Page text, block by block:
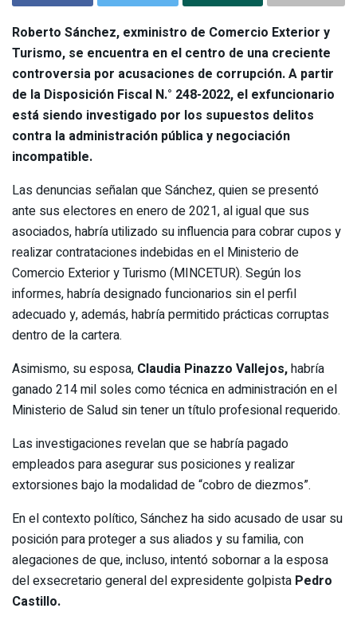
Roberto Sánchez, exministro de Comercio Exterior y
Turismo, se encuentra en el centro de una creciente
controversia por acusaciones de corrupción. A partir
de la Disposición Fiscal N.° 248-2022, el exfuncionario
está siendo investigado por los supuestos delitos
contra la administración pública y negociación
incompatible.
Las denuncias señalan que Sánchez, quien se presentó
ante sus electores en enero de 2021, al igual que sus
asociados, habría utilizado su influencia para cobrar cupos y
realizar contrataciones indebidas en el Ministerio de
Comercio Exterior y Turismo (MINCETUR). Según los
informes, habría designado funcionarios sin el perfil
adecuado y, además, habría permitido prácticas corruptas
dentro de la cartera.
Asimismo, su esposa, Claudia Pinazzo Vallejos,habría
ganado 214 mil soles como técnica en administración en el
Ministerio de Salud sin tener un título profesional requerido.
Las investigaciones revelan que se habría pagado
empleados para asegurar sus posiciones y realizar
extorsiones bajo la modalidad de “cobro de diezmos”.
En el contexto político, Sánchez ha sido acusado de usar su
posición para proteger a sus aliados y su familia, con
alegaciones de que, incluso, intentó sobornar a la esposa
del exsecretario general del expresidente golpista Pedro
Castillo.